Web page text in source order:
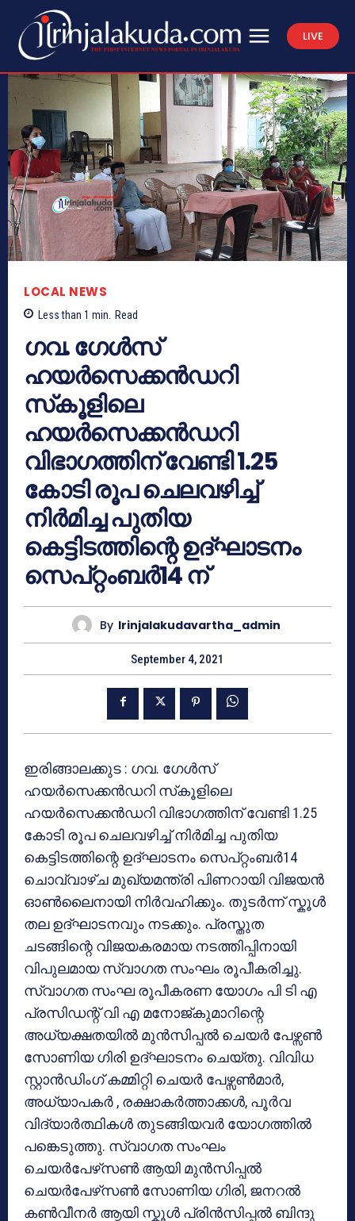
LIVE
LOCAL NEWS
Less than 1 min. Read
ഗവ. ഗേൾസ്
ഹയർസെക്കൻഡറി
സ്‌കൂളിലെ
ഹയർസെക്കൻഡറി
വിഭാഗത്തിന് വേണ്ടി 1.25
കോടി രൂപ ചെലവഴിച്ച്
നിർമിച്ച പുതിയ
കെട്ടിടത്തിന്റെ ഉദ്ഘാടനം
സെപ്റ്റംബർ14 ന്
By Irinjalakudavartha_admin
September 4, 2021
ഇരിങ്ങാലക്കുട : ഗവ. ഗേൾസ്
ഹയർസെക്കൻഡറി സ്‌കൂളിലെ
ഹയർസെക്കൻഡറി വിഭാഗത്തിന് വേണ്ടി 1.25
കോടി രൂപ ചെലവഴിച്ച് നിർമിച്ച പുതിയ
കെട്ടിടത്തിന്റെ ഉദ്ഘാടനം സെപ്റ്റംബർ14
ചൊവ്വാഴ്ച മുഖ്യമന്ത്രി പിണറായി വിജയൻ
ഓൺലൈനായി നിർവഹിക്കും. തുടർന്ന് സ്കൂൾ
തല ഉദ്ഘാടനവും നടക്കും. പ്രസ്തുത
ചടങ്ങിന്റെ വിജയകരമായ നടത്തിപ്പിനായി
വിപുലമായ സ്വാഗത സംഘം രൂപീകരിച്ചു.
സ്വാഗത സംഘ രൂപീകരണ യോഗം പി ടി എ
പ്രസിഡന്റ് വി എ മനോജ്കുമാറിന്റെ
അധ്യക്ഷതയിൽ മുൻസിപ്പൽ ചെയർ പേഴ്സൺ
സോണിയ ഗിരി ഉദ്ഘാടനം ചെയ്തു. വിവിധ
സ്റ്റാൻഡിംഗ് കമ്മിറ്റി ചെയർ പേഴ്സൺമാർ,
അധ്യാപകർ , രക്ഷാകർത്താക്കൾ, പൂർവ
വിദ്യാർത്ഥികൾ തുടങ്ങിയവർ യോഗത്തിൽ
പങ്കെടുത്തു. സ്വാഗത സംഘം
ചെയർപേഴ്‌സൺ ആയി മുൻസിപ്പൽ
ചെയർപേഴ്‌സൺ സോണിയ ഗിരി, ജനറൽ
കൺവീനർ ആയി സ്കൂൾ പ്രിൻസിപ്പൽ ബിന്ദു